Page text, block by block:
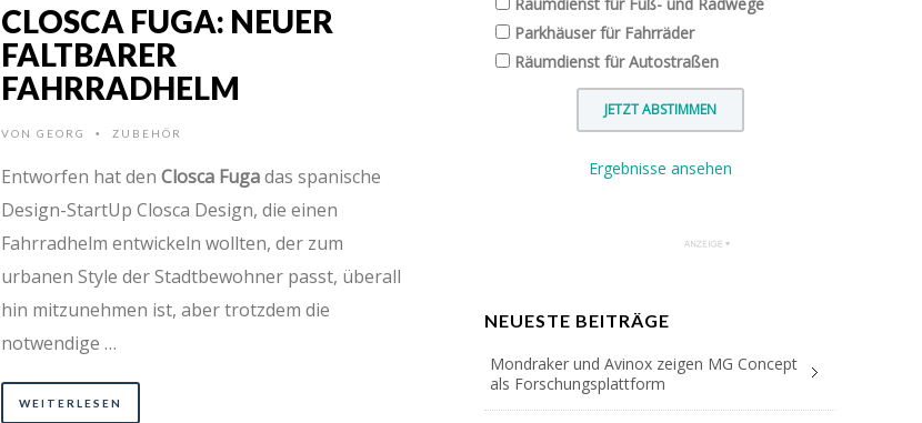
CLOSCA FUGA: NEUER
FALTBARER
FAHRRADHELM
VON GEORG • ZUBEHÖR
Entworfen hat den Closca Fugadas spanische
Design-StartUp Closca Design, die einen
Fahrradhelm entwickeln wollten, der zum
urbanen Style der Stadtbewohner passt, überall
hin mitzunehmen ist, aber trotzdem die
notwendige …
WEITERLESEN
Parkhäuser für Fahrräder
Räumdienst für Autostraßen
Ergebnisse ansehen
NEUESTE BEITRÄGE
Mondraker und Avinox zeigen MG Concept
als Forschungsplattform